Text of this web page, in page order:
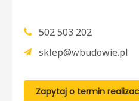
502 503 202
sklep@wbudowie.pl
Zapytaj o termin